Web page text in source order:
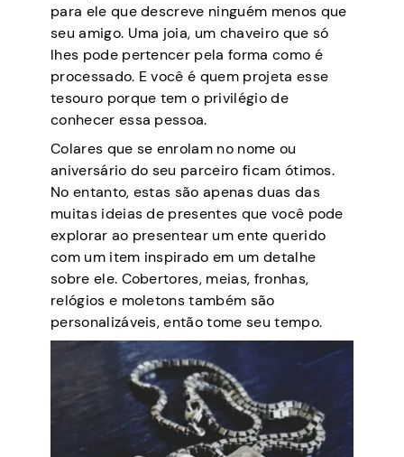
para ele que descreve ninguém menos que
seu amigo. Uma joia, um chaveiro que só
lhes pode pertencer pela forma como é
processado. E você é quem projeta esse
tesouro porque tem o privilégio de
conhecer essa pessoa.
Colares que se enrolam no nome ou
aniversário do seu parceiro ficam ótimos.
No entanto, estas são apenas duas das
muitas ideias de presentes que você pode
explorar ao presentear um ente querido
com um item inspirado em um detalhe
sobre ele. Cobertores, meias, fronhas,
relógios e moletons também são
personalizáveis, então tome seu tempo.